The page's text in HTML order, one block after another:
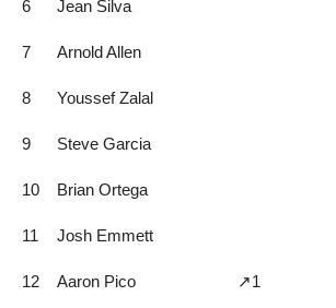
6 Jean Silva
7 Arnold Allen
8 Youssef Zalal
9 Steve Garcia
10 Brian Ortega
11 Josh Emmett
12 Aaron Pico ↗️1